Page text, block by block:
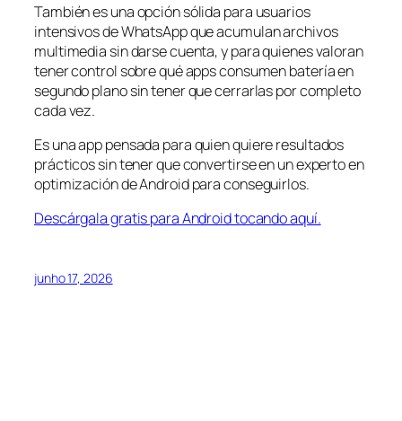
También es una opción sólida para usuarios
intensivos de WhatsApp que acumulan archivos
multimedia sin darse cuenta, y para quienes valoran
tener control sobre qué apps consumen batería en
segundo plano sin tener que cerrarlas por completo
cada vez.
Es una app pensada para quien quiere resultados
prácticos sin tener que convertirse en un experto en
optimización de Android para conseguirlos.
Descárgala gratis para Android tocando aquí.
junho 17, 2026